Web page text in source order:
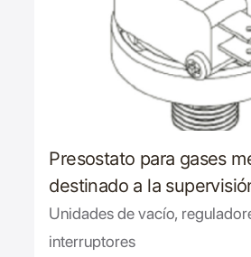
Presostato para gases
destinado a la
Unidades de vacío,
interruptores